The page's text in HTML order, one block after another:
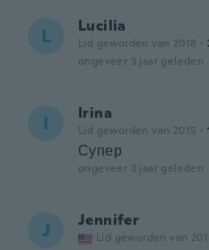
L Lucilia
Lid geworden van 2018 ·
ongeveer 3 jaar geleden
I Irina
Lid geworden van 2015 ·
Супер
ongeveer 3 jaar geleden
J Jennifer
Lid geworden van